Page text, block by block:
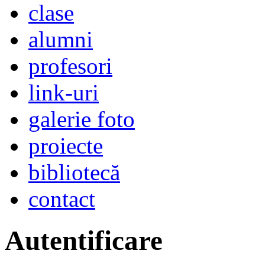
clase
alumni
profesori
link-uri
galerie foto
proiecte
bibliotecă
contact
Autentificare